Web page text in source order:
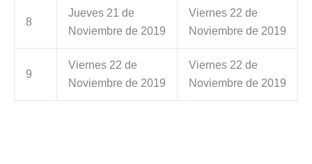
8
Jueves 21 de
Noviembre de 2019
Viernes 22 de
Noviembre de 2019
9
Viernes 22 de
Noviembre de 2019
Viernes 22 de
Noviembre de 2019